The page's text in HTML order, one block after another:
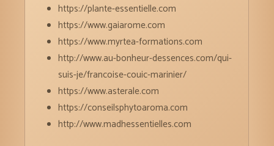
https://plante-essentielle.com
https://www.gaiarome.com
https://www.myrtea-formations.com
http://www.au-bonheur-dessences.com/qui-
suis-je/francoise-couic-marinier/
https://www.asterale.com
https://conseilsphytoaroma.com
http://www.madhessentielles.com